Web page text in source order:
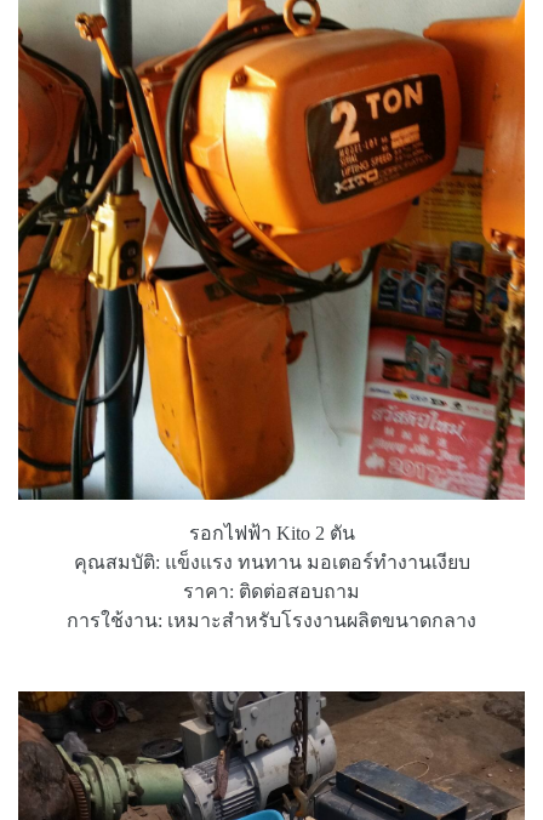
รอกไฟฟ้า Kito 2 ตัน
คุณสมบัติ: แข็งแรง ทนทาน มอเตอร์ทำงานเงียบ
ราคา: ติดต่อสอบถาม
การใช้งาน: เหมาะสำหรับโรงงานผลิตขนาดกลาง